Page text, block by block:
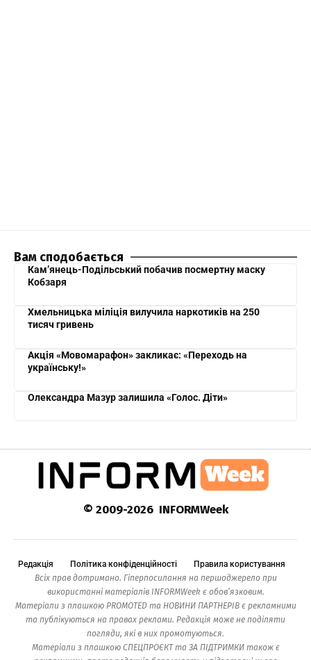
Вам сподобається
Кам’янець-Подільський побачив посмертну маску
Кобзаря
Хмельницька міліція вилучила наркотиків на 250
тисяч гривень
Акція «Мовомарафон» закликає: «Переходь на
українську!»
Олександра Мазур залишила «Голос. Діти»
© 2009-2026 INFORMWeek
Редакція Політика конфіденційності
Правила користування
Всіх прав дотримано. Гіперпосилання на першоджерело при
використанні матеріалів INFORMWeek є обов’язковим.
Матеріали з плашкою PROMOTED та НОВИНИ ПАРТНЕРІВ є рекламними
та публікуються на правах реклами. Редакція може не поділяти
погляди, які в них промотуються.
Матеріали з плашкою СПЕЦПРОЄКТ та ЗА ПІДТРИМКИ також є